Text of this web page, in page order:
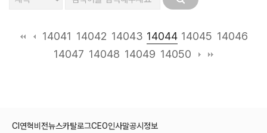
14041 14042 14043 14044 14045 14046
14047 14048 14049 14050
CI 연혁비전뉴스카탈로그CEO인사말공시정보